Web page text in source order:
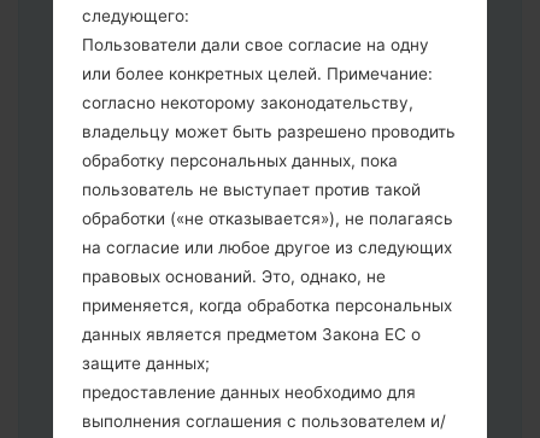
методы как это сделать:
Нажмите и удерживайте клавиши:
питание, громкости и Bixbi.
Нажмите и удерживайте клавиши:
регулировки громкости. Подключив
телефон к ПК используя USB кабель.
Нажмите и удерживайте клавиши:
питание, громкости и домой.
Подключите USB кабель и нажмите
клавиши: уменьшение звука и Bixbi.
Нажмите и удерживайте клавиши:
питания и увеличения громкости
Далее подключите к компьютеру,
программа Odin должна определить
следующего:
Пользователи дали свое согласие на одну
или более конкретных целей. Примечание:
согласно некоторому законодательству,
владельцу может быть разрешено проводить
обработку персональных данных, пока
пользователь не выступает против такой
обработки («не отказывается»), не полагаясь
на согласие или любое другое из следующих
правовых оснований. Это, однако, не
применяется, когда обработка персональных
данных является предметом Закона ЕС о
защите данных;
предоставление данных необходимо для
выполнения соглашения с пользователем и/